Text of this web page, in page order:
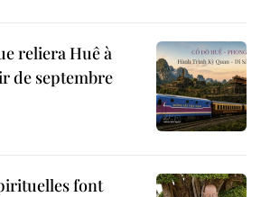
reliera Huê à
de septembre
font